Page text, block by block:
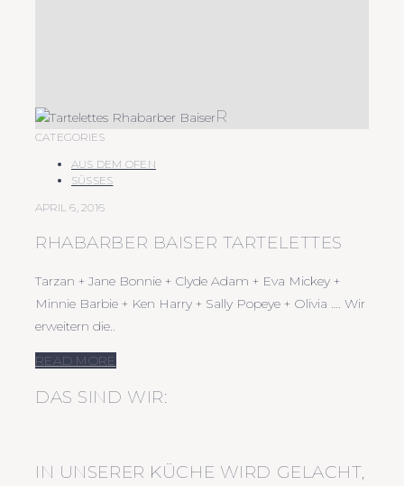
R
CATEGORIES
AUS DEM OFEN
SÜSSES
APRIL 6, 2016
RHABARBER BAISER TARTELETTES
Tarzan + Jane Bonnie + Clyde Adam + Eva Mickey +
Minnie Barbie + Ken Harry + Sally Popeye + Olivia …. Wir
erweitern die..
READ MORE
DAS SIND WIR:
IN UNSERER KÜCHE WIRD GELACHT,